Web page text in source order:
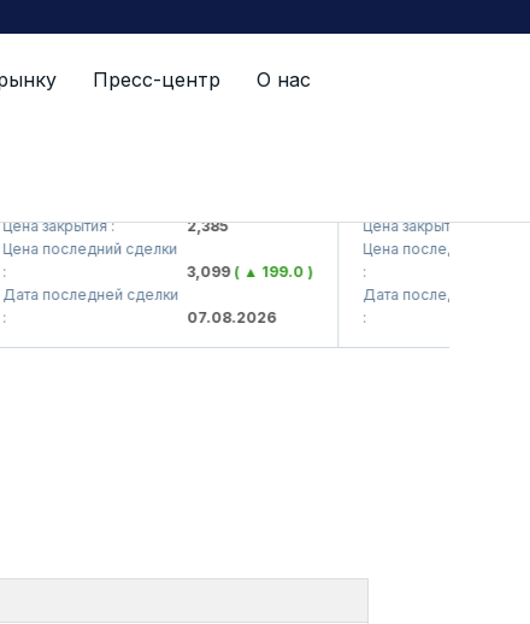
Пресс-центр О нас
закрытия :
2,385
последний сделки
3,099( ▲ 199.0 )
последней сделки
07.08.2026
Цена закрытия :
Цена последний сделки
Дата последней сделки